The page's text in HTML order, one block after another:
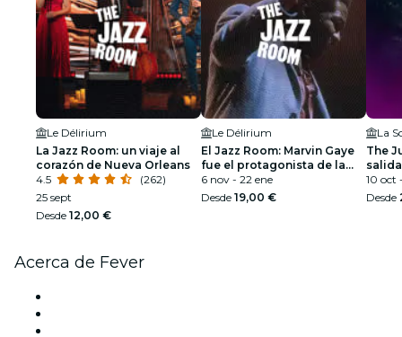
Le Délirium
La Jazz Room: un viaje al
corazón de Nueva Orleans
4.5
(262)
25 sept
Desde 12,00 €
Le Délirium
El Jazz Room: Marvin Gaye
fue el protagonista de la
noche de soul
6 nov - 22 ene
Desde 19,00 €
La
The
10 oct
Desde
Acerca de Fever